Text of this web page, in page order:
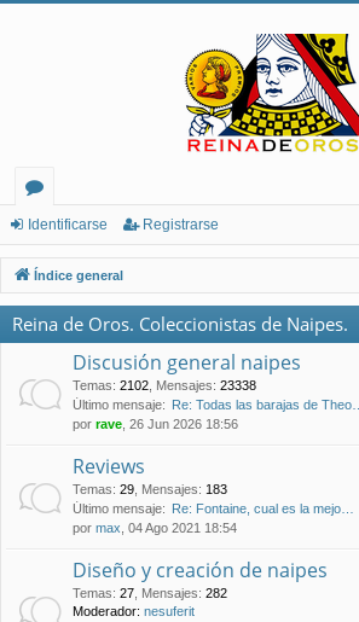
or
os
Identificarse Registrarse
Índice general
Reina de Oros. Coleccionistas de Naipes.
Discusión general naipes
Temas: 2102 Mensajes: 23338
Último mensaje: Re: Todas las barajas de Theo…
por rave , 26 Jun 2026 18:56
Reviews
Temas: 29 Mensajes: 183
Último mensaje: Re: Fontaine, cual es la mejo…
por max , 04 Ago 2021 18:54
Diseño y creación de naipes
Temas: 27 Mensajes: 282
Moderador: nesuferit